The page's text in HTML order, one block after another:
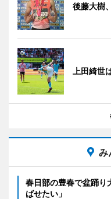
後藤大樹
上田綺
み
春日部の豊春で盆踊
ばせたい」